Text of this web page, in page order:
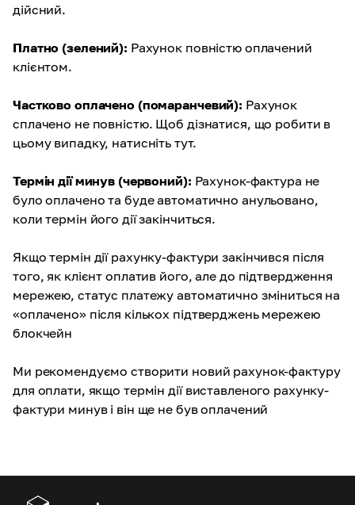
дійсний.
Платно (зелений): Рахунок повністю оплачений
клієнтом.
Частково оплачено (помаранчевий): Рахунок
сплачено не повністю. Щоб дізнатися, що робити в
цьому випадку, натисніть тут.
Термін дії минув (червоний): Рахунок-фактура не
було оплачено та буде автоматично анульовано,
коли термін його дії закінчиться.
Якщо термін дії рахунку-фактури закінчився після
того, як клієнт оплатив його, але до підтвердження
мережею, статус платежу автоматично зміниться на
«оплачено» після кількох підтверджень мережею
блокчейн
Ми рекомендуємо створити новий рахунок-фактуру
для оплати, якщо термін дії виставленого рахунку-
фактури минув і він ще не був оплачений